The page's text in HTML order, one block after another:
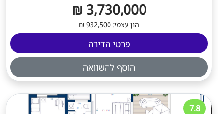
3,730,000 ₪
הון עצמי: 932,500 ₪
פרטי הדירה
הוסף להשוואה
7.8